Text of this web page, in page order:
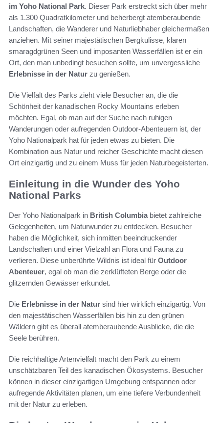
im Yoho National Park. Dieser Park erstreckt sich über mehr
als 1.300 Quadratkilometer und beherbergt atemberaubende
Landschaften, die Wanderer und Naturliebhaber gleichermaßen
anziehen. Mit seiner majestätischen Bergkulisse, klaren
smaragdgrünen Seen und imposanten Wasserfällen ist er ein
Ort, den man unbedingt besuchen sollte, um unvergessliche
Erlebnisse in der Natur zu genießen.
Die Vielfalt des Parks zieht viele Besucher an, die die
Schönheit der kanadischen Rocky Mountains erleben
möchten. Egal, ob man auf der Suche nach ruhigen
Wanderungen oder aufregenden Outdoor-Abenteuern ist, der
Yoho Nationalpark hat für jeden etwas zu bieten. Die
Kombination aus Natur und reicher Geschichte macht diesen
Ort einzigartig und zu einem Muss für jeden Naturbegeisterten.
Einleitung in die Wunder des Yoho
National Parks
Der Yoho Nationalpark in British Columbiabietet zahlreiche
Gelegenheiten, um Naturwunder zu entdecken. Besucher
haben die Möglichkeit, sich inmitten beeindruckender
Landschaften und einer Vielzahl an Flora und Fauna zu
verlieren. Diese unberührte Wildnis ist ideal für Outdoor
Abenteuer, egal ob man die zerklüfteten Berge oder die
glitzernden Gewässer erkundet.
Die Erlebnisse in der Natur sind hier wirklich einzigartig. Von
den majestätischen Wasserfällen bis hin zu den grünen
Wäldern gibt es überall atemberaubende Ausblicke, die die
Seele berühren.
Die reichhaltige Artenvielfalt macht den Park zu einem
unschätzbaren Teil des kanadischen Ökosystems. Besucher
können in dieser einzigartigen Umgebung entspannen oder
aufregende Aktivitäten planen, um eine tiefere Verbundenheit
mit der Natur zu erleben.